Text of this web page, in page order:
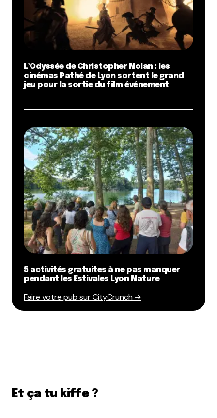
L’Odyssée de Christopher Nolan : les
cinémas Pathé de Lyon sortent le grand
jeu pour la sortie du film événement
5 activités gratuites à ne pas manquer
pendant les Estivales Lyon Nature
Faire votre pub sur CityCrunch ➔
Et ça tu kiffe ?